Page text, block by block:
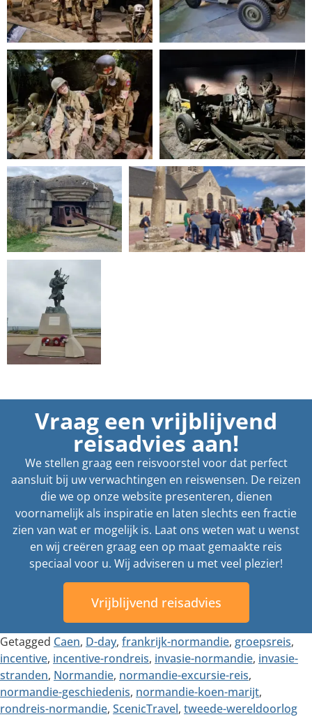
Vraag een vrijblijvend
reisadvies aan!
We stellen graag een reisvoorstel voor dat perfect
aansluit bij uw verwachtingen en reiswensen. De reizen
die we op onze website presenteren, dienen
voornamelijk als inspiratie en laten slechts een fractie
zien van wat er mogelijk is. Laat ons weten wat u wenst
en wij creëren graag een op maat gemaakte reis
speciaal voor u. Wij adviseren u met veel plezier!
Vrijblijvend reisadvies
Getagged Caen, D-day, frankrijk-normandie, groepsreis,
incentive, incentive-rondreis, invasie-normandie, invasie-
stranden, Normandie, normandie-excursie-reis,
normandie-geschiedenis, normandie-koen-marijt,
rondreis-normandie, ScenicTravel, tweede-wereldoorlog